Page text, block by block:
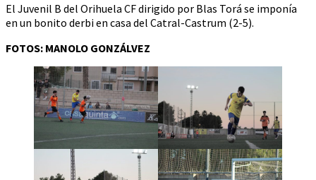
El Juvenil B del Orihuela CF dirigido por Blas Torá se imponía
en un bonito derbi en casa del Catral-Castrum (2-5).
FOTOS: MANOLO GONZÁLVEZ